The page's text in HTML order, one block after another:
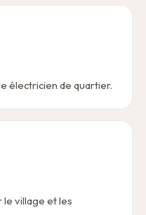
électricien de quartier.
village et les